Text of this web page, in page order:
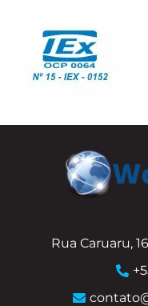
Rua Caruaru,